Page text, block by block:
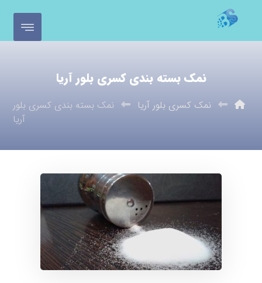
نمک بسته بندی کسری بلور آریا
نمک کسری بلور آریا
نمک بسته بندی کسری بلور
آریا